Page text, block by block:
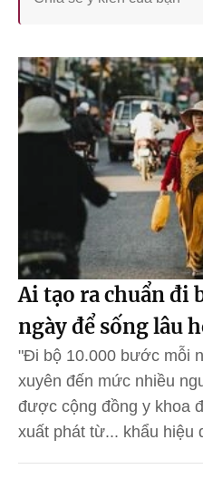
Ai tạo ra chuẩn đi
ngày để sống lâu
"Đi bộ 10.000 bước mỗi
xuyên đến mức nhiều
được cộng đồng y khoa
xuất phát từ... khẩu hiệu